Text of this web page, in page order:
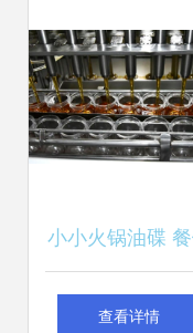
小小火锅油碟
服务中崛起的“中
查看详情